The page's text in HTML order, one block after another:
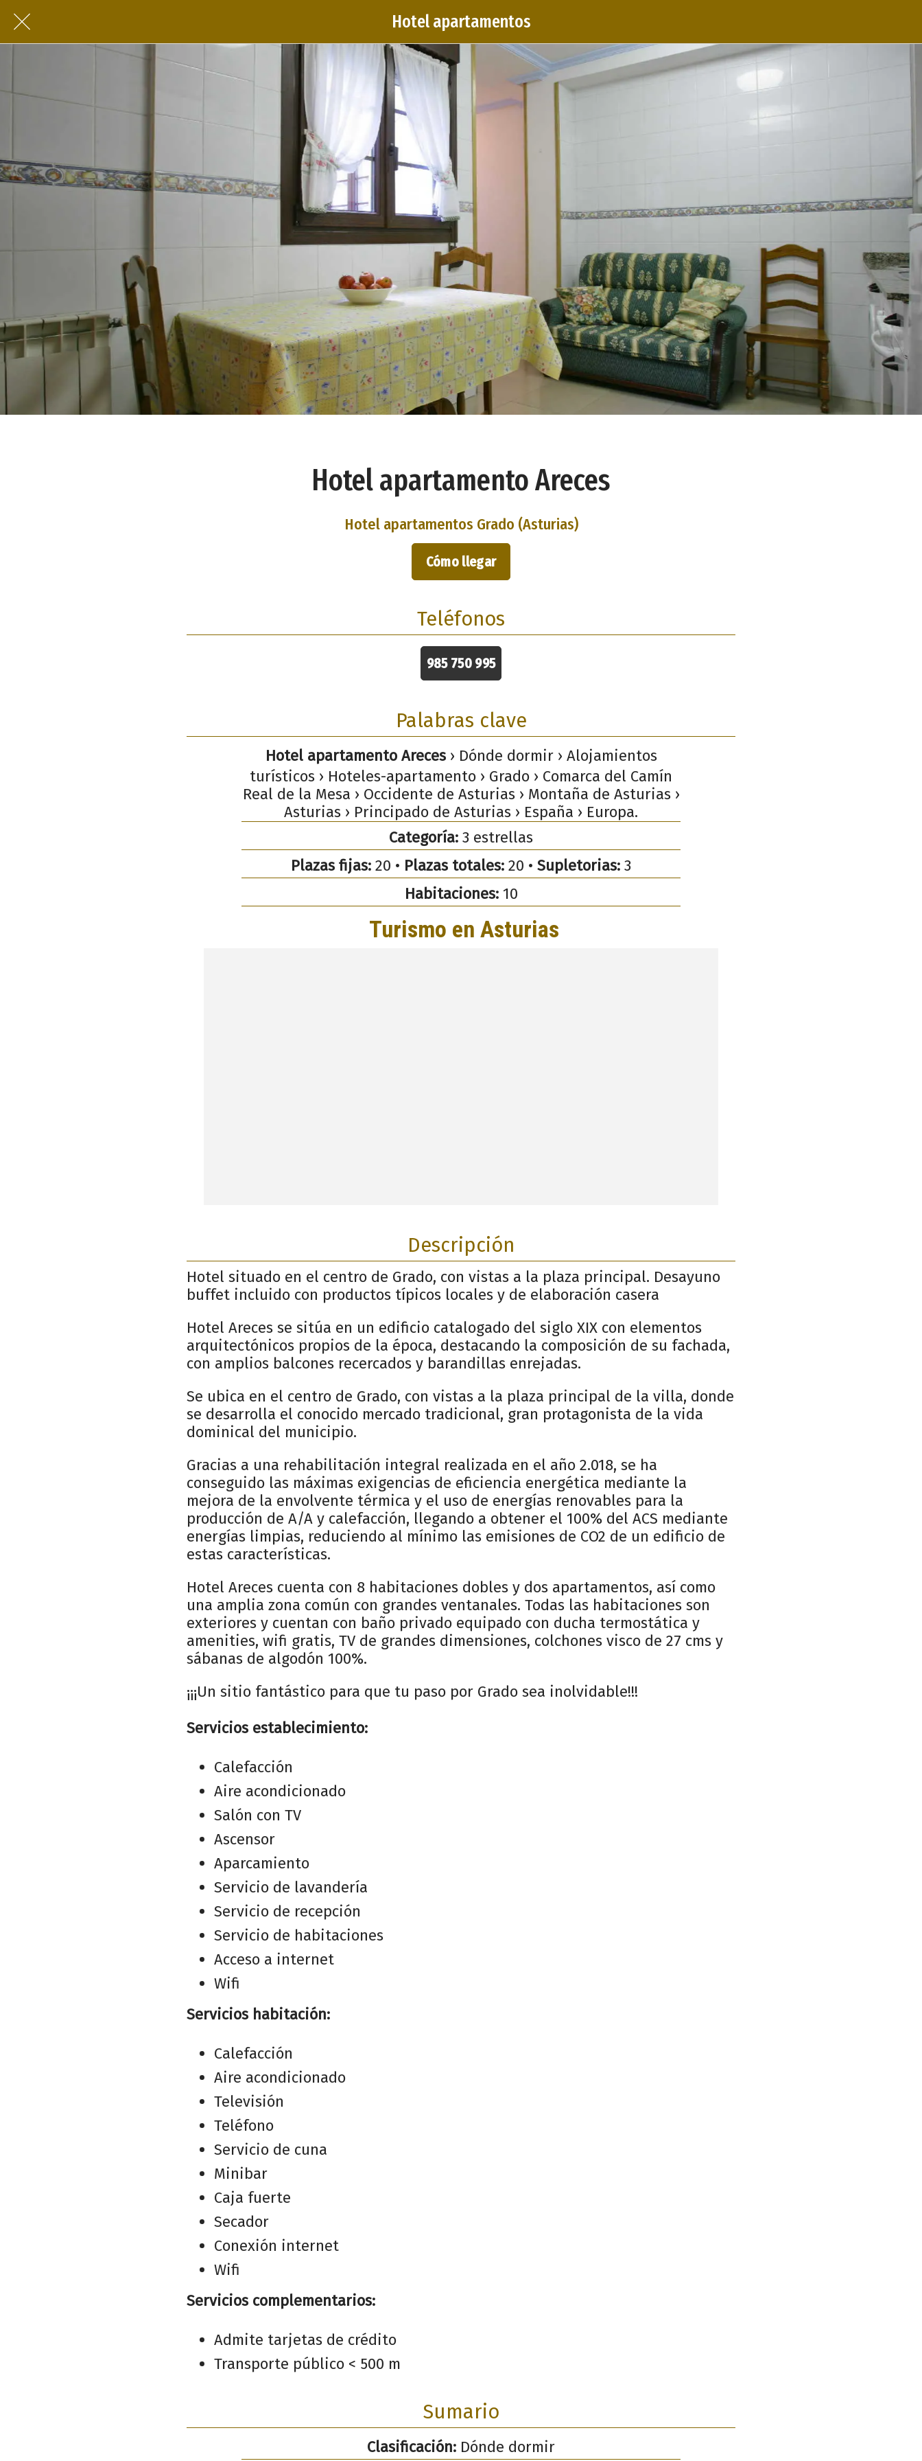
Hotel apartamentos
Hotel apartamento Areces
Hotel apartamentos Grado (Asturias)
Cómo llegar
Teléfonos
985 750 995
Palabras clave
Hotel apartamento Areces› Dónde dormir › Alojamientos
turísticos › Hoteles-apartamento › Grado › Comarca del Camín
Real de la Mesa › Occidente de Asturias › Montaña de Asturias ›
Asturias › Principado de Asturias › España › Europa.
Categoría: 3 estrellas
Plazas fijas: 20 • Plazas totales: 20 • Supletorias: 3
Habitaciones:10
Descripción
Hotel situado en el centro de Grado, con vistas a la plaza principal. Desayuno
buffet incluido con productos típicos locales y de elaboración casera
Hotel Areces se sitúa en un edificio catalogado del siglo XIX con elementos
arquitectónicos propios de la época, destacando la composición de su fachada,
con amplios balcones recercados y barandillas enrejadas.
Se ubica en el centro de Grado, con vistas a la plaza principal de la villa, donde
se desarrolla el conocido mercado tradicional, gran protagonista de la vida
dominical del municipio.
Gracias a una rehabilitación integral realizada en el año 2.018, se ha
conseguido las máximas exigencias de eficiencia energética mediante la
mejora de la envolvente térmica y el uso de energías renovables para la
producción de A/A y calefacción, llegando a obtener el 100% del ACS mediante
energías limpias, reduciendo al mínimo las emisiones de CO2 de un edificio de
estas características.
Hotel Areces cuenta con 8 habitaciones dobles y dos apartamentos, así como
una amplia zona común con grandes ventanales. Todas las habitaciones son
exteriores y cuentan con baño privado equipado con ducha termostática y
amenities, wifi gratis, TV de grandes dimensiones, colchones visco de 27 cms y
sábanas de algodón 100%.
¡¡¡Un sitio fantástico para que tu paso por Grado sea inolvidable!!!
Servicios establecimiento:
Calefacción
Aire acondicionado
Salón con TV
Ascensor
Aparcamiento
Servicio de lavandería
Servicio de recepción
Servicio de habitaciones
Acceso a internet
Wifi
Servicios habitación:
Calefacción
Aire acondicionado
Televisión
Teléfono
Servicio de cuna
Minibar
Caja fuerte
Secador
Conexión internet
Wifi
Servicios complementarios:
Admite tarjetas de crédito
Transporte público < 500 m
Sumario
Clasificación: Dónde dormir